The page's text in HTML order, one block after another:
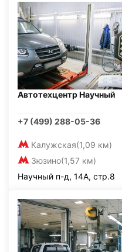
Автотехцентр Научный
+7 (499) 288-05-36
Калужская(1,09 км)
Зюзино(1,57 км)
Научный п-д, 14А, стр.8